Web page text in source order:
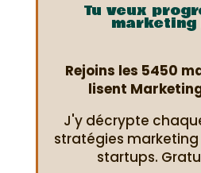
Tu veux
marketing
Rejoins les 5450
lisent
J'y décrypte
stratégies marketing
startups.